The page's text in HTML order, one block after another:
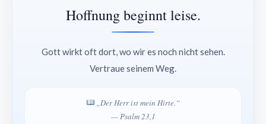
Hoffnung beginnt leise.
Gott wirkt oft dort, wo wir es noch nicht sehen.
Vertraue seinem Weg.
„Der Herr ist mein Hirte.“
— Psalm 23,1